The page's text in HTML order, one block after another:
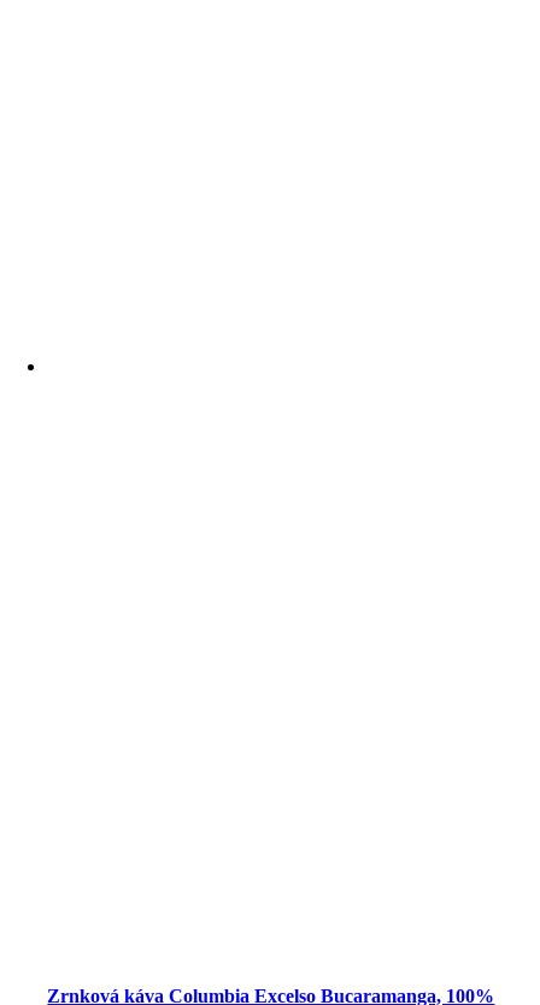
Zrnková káva Columbia Excelso Bucaramanga, 100%